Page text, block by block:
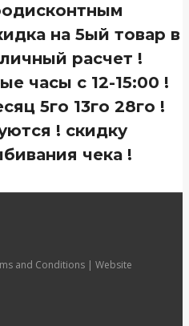
на 5ый товар в
расчет !
часы с 12-15:00 !
5го 13го 28го !
! скидку
чека !
and Conditions | Website